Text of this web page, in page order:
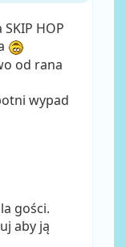
HOP
od rana
wypad
gości.
aby ją